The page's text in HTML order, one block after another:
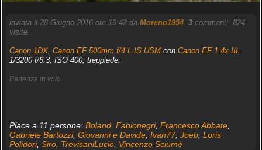
inviata il 28 Giugno 2016 ore 19:42 da Moreno1954. 3commenti, 824
visite.
Canon 1DX, Canon EF 500mm f/4 L IS USMcon Canon EF 1.4x III,
1/3200 f/6.3, ISO 400, treppiede.
Partenza in volo.
Piace a 11 persone: Boland, Fabionegri, Francesco Abbate,
Gabriele Bartozzi, Giovanni e Davide, Ivan77, Joeb, Loris
Polidori, Siro, TrevisaniLucio, Vincenzo Sciumè